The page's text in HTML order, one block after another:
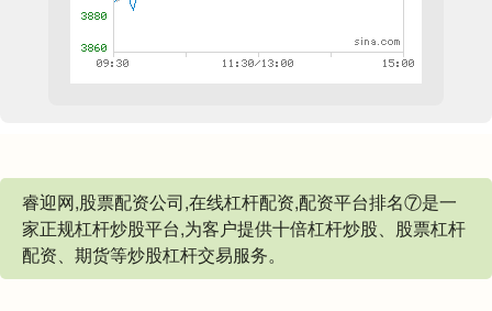
睿迎网,股票配资公司,在线杠杆配资,配资平台排名⑦是一
家正规杠杆炒股平台,为客户提供十倍杠杆炒股、股票杠杆
配资、期货等炒股杠杆交易服务。